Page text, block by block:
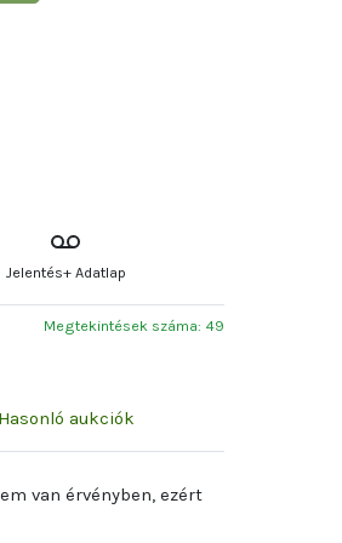
Jelentés+ Adatlap
Megtekintések száma: 49
Hasonló aukciók
van érvényben, ezért